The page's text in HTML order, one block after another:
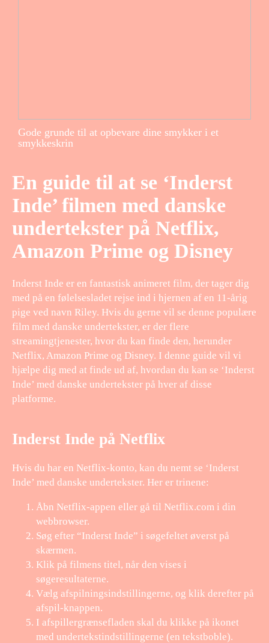
Gode grunde til at opbevare dine smykker i et
smykkeskrin
En guide til at se ‘Inderst
Inde’ filmen med danske
undertekster på Netflix,
Amazon Prime og Disney
Inderst Inde er en fantastisk animeret film, der tager dig
med på en følelsesladet rejse ind i hjernen af en 11-årig
pige ved navn Riley. Hvis du gerne vil se denne populære
film med danske undertekster, er der flere
streamingtjenester, hvor du kan finde den, herunder
Netflix, Amazon Prime og Disney. I denne guide vil vi
hjælpe dig med at finde ud af, hvordan du kan se ‘Inderst
Inde’ med danske undertekster på hver af disse
platforme.
Inderst Inde på Netflix
Hvis du har en Netflix-konto, kan du nemt se ‘Inderst
Inde’ med danske undertekster. Her er trinene:
Åbn Netflix-appen eller gå til Netflix.com i din
webbrowser.
Søg efter “Inderst Inde” i søgefeltet øverst på
skærmen.
Klik på filmens titel, når den vises i
søgeresultaterne.
Vælg afspilningsindstillingerne, og klik derefter på
afspil-knappen.
I afspillergrænsefladen skal du klikke på ikonet
med undertekstindstillingerne (en tekstboble).